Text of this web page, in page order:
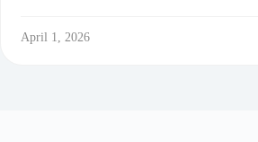
April 1, 2026